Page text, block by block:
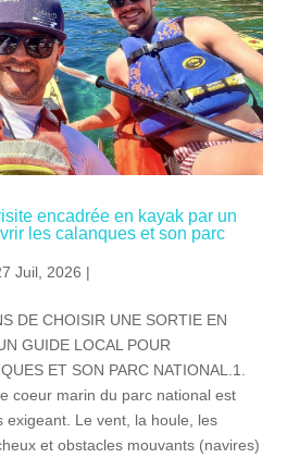
encadrée en kayak par un
les calanques et son parc
Juil, 2026 |
DE CHOISIR UNE SORTIE EN
GUIDE LOCAL POUR
ET SON PARC NATIONAL.1.
coeur marin du parc national est
exigeant. Le vent, la houle, les
et obstacles mouvants (navires)